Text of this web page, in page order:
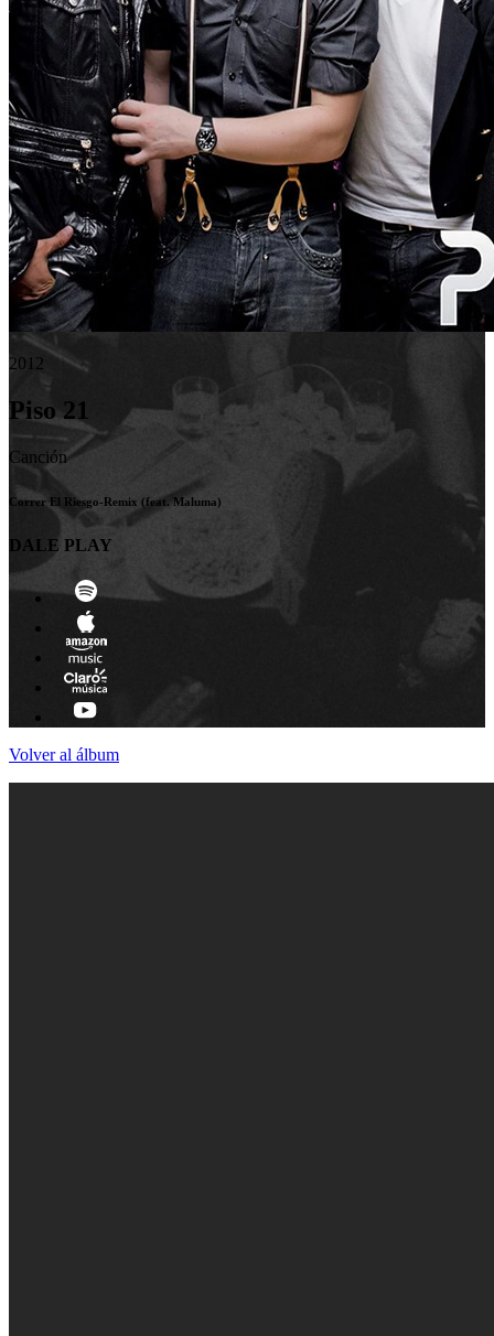
2012
Piso 21
Canción
Correr El Riesgo-Remix (feat. Maluma)
DALE PLAY
Volver al álbum